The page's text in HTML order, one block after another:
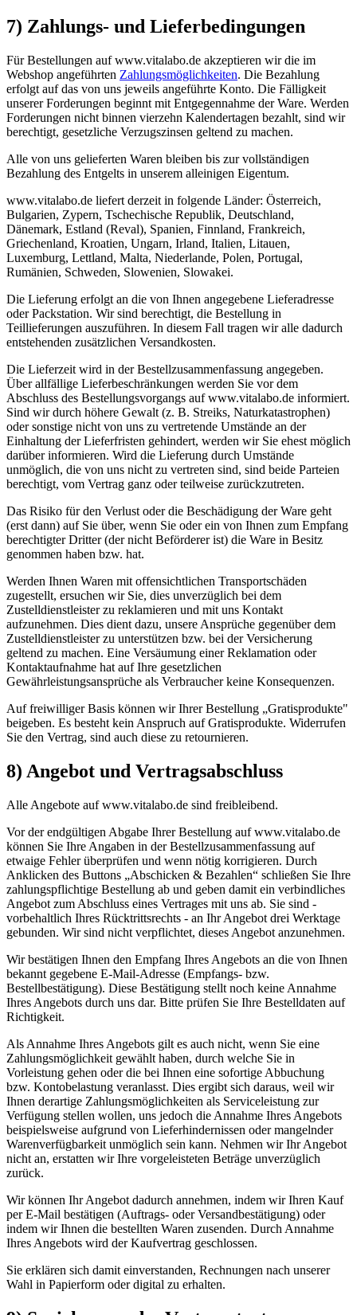
7) Zahlungs- und Lieferbedingungen
Für Bestellungen auf www.vitalabo.de akzeptieren wir die im
Webshop angeführten Zahlungsmöglichkeiten. Die Bezahlung
erfolgt auf das von uns jeweils angeführte Konto. Die Fälligkeit
unserer Forderungen beginnt mit Entgegennahme der Ware. Werden
Forderungen nicht binnen vierzehn Kalendertagen bezahlt, sind wir
berechtigt, gesetzliche Verzugszinsen geltend zu machen.
Alle von uns gelieferten Waren bleiben bis zur vollständigen
Bezahlung des Entgelts in unserem alleinigen Eigentum.
www.vitalabo.de liefert derzeit in folgende Länder: Österreich,
Bulgarien, Zypern, Tschechische Republik, Deutschland,
Dänemark, Estland (Reval), Spanien, Finnland, Frankreich,
Griechenland, Kroatien, Ungarn, Irland, Italien, Litauen,
Luxemburg, Lettland, Malta, Niederlande, Polen, Portugal,
Rumänien, Schweden, Slowenien, Slowakei.
Die Lieferung erfolgt an die von Ihnen angegebene Lieferadresse
oder Packstation. Wir sind berechtigt, die Bestellung in
Teillieferungen auszuführen. In diesem Fall tragen wir alle dadurch
entstehenden zusätzlichen Versandkosten.
Die Lieferzeit wird in der Bestellzusammenfassung angegeben.
Über allfällige Lieferbeschränkungen werden Sie vor dem
Abschluss des Bestellungsvorgangs auf www.vitalabo.de informiert.
Sind wir durch höhere Gewalt (z. B. Streiks, Naturkatastrophen)
oder sonstige nicht von uns zu vertretende Umstände an der
Einhaltung der Lieferfristen gehindert, werden wir Sie ehest möglich
darüber informieren. Wird die Lieferung durch Umstände
unmöglich, die von uns nicht zu vertreten sind, sind beide Parteien
berechtigt, vom Vertrag ganz oder teilweise zurückzutreten.
Das Risiko für den Verlust oder die Beschädigung der Ware geht
(erst dann) auf Sie über, wenn Sie oder ein von Ihnen zum Empfang
berechtigter Dritter (der nicht Beförderer ist) die Ware in Besitz
genommen haben bzw. hat.
Werden Ihnen Waren mit offensichtlichen Transportschäden
zugestellt, ersuchen wir Sie, dies unverzüglich bei dem
Zustelldienstleister zu reklamieren und mit uns Kontakt
aufzunehmen. Dies dient dazu, unsere Ansprüche gegenüber dem
Zustelldienstleister zu unterstützen bzw. bei der Versicherung
geltend zu machen. Eine Versäumung einer Reklamation oder
Kontaktaufnahme hat auf Ihre gesetzlichen
Gewährleistungsansprüche als Verbraucher keine Konsequenzen.
Auf freiwilliger Basis können wir Ihrer Bestellung „Gratisprodukte"
beigeben. Es besteht kein Anspruch auf Gratisprodukte. Widerrufen
Sie den Vertrag, sind auch diese zu retournieren.
8) Angebot und Vertragsabschluss
Alle Angebote auf www.vitalabo.de sind freibleibend.
Vor der endgültigen Abgabe Ihrer Bestellung auf www.vitalabo.de
können Sie Ihre Angaben in der Bestellzusammenfassung auf
etwaige Fehler überprüfen und wenn nötig korrigieren. Durch
Anklicken des Buttons „Abschicken & Bezahlen“ schließen Sie Ihre
zahlungspflichtige Bestellung ab und geben damit ein verbindliches
Angebot zum Abschluss eines Vertrages mit uns ab. Sie sind -
vorbehaltlich Ihres Rücktrittsrechts - an Ihr Angebot drei Werktage
gebunden. Wir sind nicht verpflichtet, dieses Angebot anzunehmen.
Wir bestätigen Ihnen den Empfang Ihres Angebots an die von Ihnen
bekannt gegebene E-Mail-Adresse (Empfangs- bzw.
Bestellbestätigung). Diese Bestätigung stellt noch keine Annahme
Ihres Angebots durch uns dar. Bitte prüfen Sie Ihre Bestelldaten auf
Richtigkeit.
Als Annahme Ihres Angebots gilt es auch nicht, wenn Sie eine
Zahlungsmöglichkeit gewählt haben, durch welche Sie in
Vorleistung gehen oder die bei Ihnen eine sofortige Abbuchung
bzw. Kontobelastung veranlasst. Dies ergibt sich daraus, weil wir
Ihnen derartige Zahlungsmöglichkeiten als Serviceleistung zur
Verfügung stellen wollen, uns jedoch die Annahme Ihres Angebots
beispielsweise aufgrund von Lieferhindernissen oder mangelnder
Warenverfügbarkeit unmöglich sein kann. Nehmen wir Ihr Angebot
nicht an, erstatten wir Ihre vorgeleisteten Beträge unverzüglich
zurück.
Wir können Ihr Angebot dadurch annehmen, indem wir Ihren Kauf
per E-Mail bestätigen (Auftrags- oder Versandbestätigung) oder
indem wir Ihnen die bestellten Waren zusenden. Durch Annahme
Ihres Angebots wird der Kaufvertrag geschlossen.
Sie erklären sich damit einverstanden, Rechnungen nach unserer
Wahl in Papierform oder digital zu erhalten.